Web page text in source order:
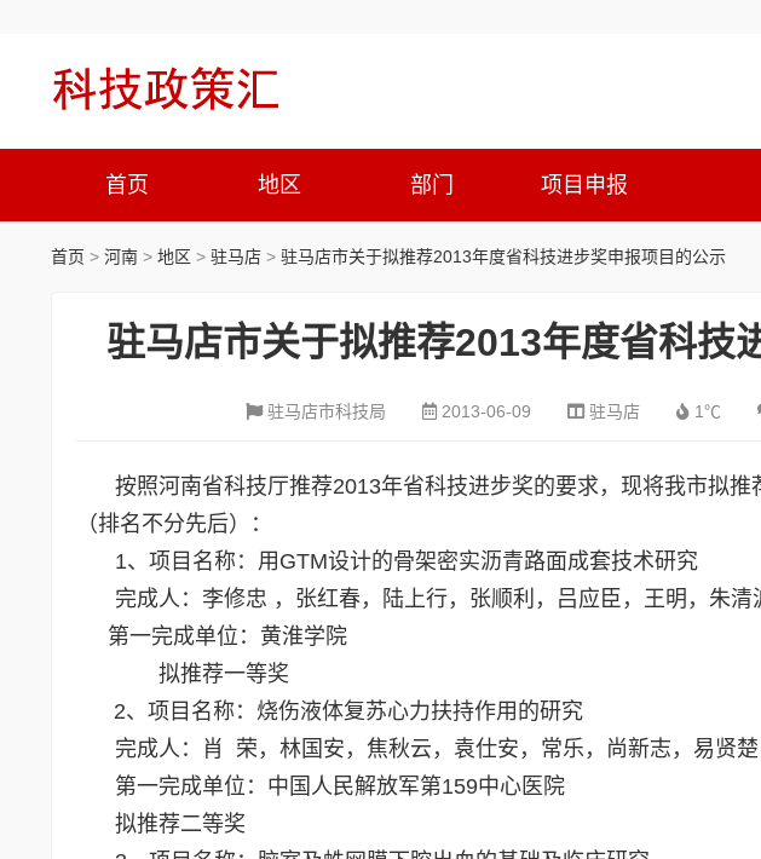
首页 地区 部门 项目申报
首页 > 河南 > 地区 > 驻马店 > 驻马店市关于拟推荐2013年度省科技进步奖申报项目的公示
驻马店市关于拟推荐2013年度省科技
驻马店市科技局 2013-06-09 驻马店 1℃
按照河南省科技厅推荐2013年省科技进步奖的要求，现将我市拟
（排名不分先后）：
1、项目名称：用GTM设计的骨架密实沥青路面成套技术研究
完成人：李修忠 ，张红春，陆上行，张顺利，吕应臣，王明，朱
第一完成单位：黄淮学院
拟推荐一等奖
2、项目名称：烧伤液体复苏心力扶持作用的研究
完成人：肖 荣，林国安，焦秋云，袁仕安，常乐，尚新志，易贤
第一完成单位：中国人民解放军第159中心医院
拟推荐二等奖